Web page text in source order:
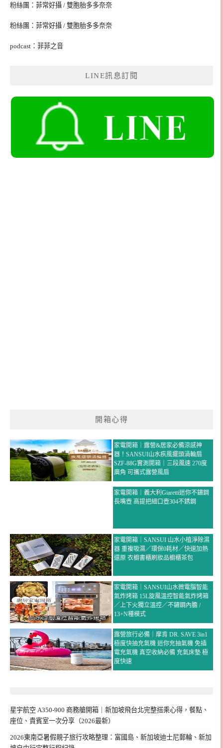
粉絲團：菲常好攝 / 雙胞胎多多奈奈
粉絲團：菲常好攝 / 雙胞胎多多奈奈
podcast：菲菲之音
LINE訊息訂閱
開箱心得
家電開箱｜露營&居家必備涼感神
器！SANSUI山水疾風擺頭渦輪扇
SZF-88G實測開箱｜三段風速 270度
廣角 可攜式露營風扇
家電開箱｜義大利Giaretti迷你不鏽鋼
長嘴壺 高提把細口壺304不銹鋼
家電開箱｜SANSUI 山水小植淨除濕
器 重複吸濕／環保0耗材／快速加熱
還原 衣櫥書櫃刷妝品櫥櫃茶包
家電開箱｜SANSUI山水微電腦智能
氣炸烤箱 15L旋風溫控智能氣炸烤箱
／上下火獨立溫控／不鏽鋼內膽 /
13+N種模式
露營旅行必備｜摩肯 DR. SAVE 3in1
極度快抽充氣機 迷你充抽氣機 免插
電充氣機 真空收納必備 充氣床墊 極
度快速
星宇航空 A350-900 商務艙開箱｜新加坡飛台北完整搭乘心得，餐點、
座位、貴賓室一次分享（2026最新）
2026東南亞暑假親子旅行攻略整理：富國島、新加坡迪士尼郵輪、新加